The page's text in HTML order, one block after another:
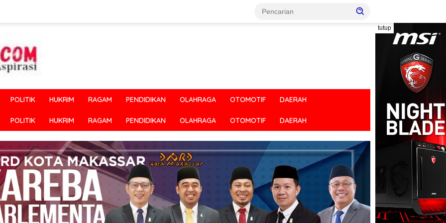
tutup
POLITIK HUKRIM RAGAM PENDIDIKAN OLAHRAGA OTOMOTIF DAERAH
POLITIK HUKRIM RAGAM PENDIDIKAN OLAHRAGA OTOMOTIF DAERAH